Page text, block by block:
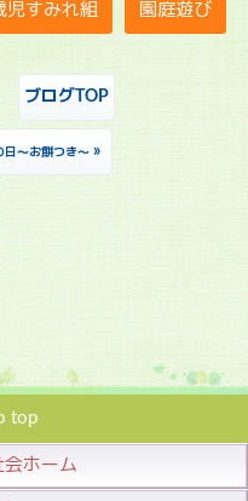
児すみれ組 園庭遊び
ブログTOP
日～お餅つき～ »
top
会ホーム